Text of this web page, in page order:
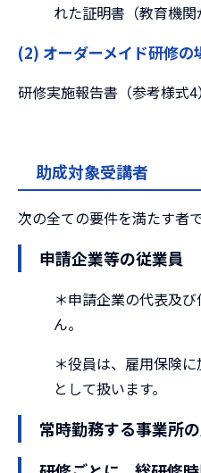
れた証明書（教育機関
(2) オーダーメイド研修の
研修実施報告書（参考様式4
助成対象受講者
次の全ての要件を満たす者
申請企業等の従業員
＊申請企業の代表及
ん。
＊役員は、雇用保険
として扱います。
常時勤務する事業所